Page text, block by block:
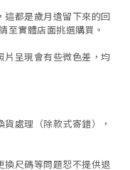
這都是歲月遺留下來的回
至實體店面挑選購買。
片呈現會有些微色差，均
處理（除款式寄錯），
換尺碼等問題恕不提供退